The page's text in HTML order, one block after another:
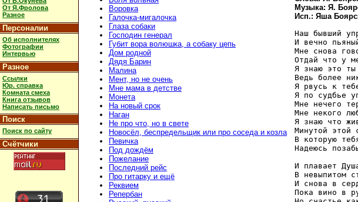
От Я.Фролова
Разное
Персоналии
Об исполнителях
Фотографии
Интервью
Разное
Ссылки
Юр. справка
Комната смеха
Книга отзывов
Написать письмо
Поиск
Поиск по сайту
Счётчики
Воровка
Галочка-мигалочка
Глаза собаки
Господин генерал
Губит вора волюшка, а собаку цепь
Дом родной
Дядя Барин
Малина
Мент, но не очень
Мне мама в детстве
Монета
На новый срок
Наган
Не про что, но в свете
Новосёл, беспредельщик или про соседа и козла
Певичка
Под дождём
Пожелание
Последний рейс
Про гитарку и ещё
Реквием
Репербан
Музыка: Я.
Исп.: Яша
Наш бывший
И вечно
Мне снова
Отдай что у
Я знаю это ты
Ведь более
Я рвусь к
Я по судбье
Мне нечего
Мне некого
Я знаю что
Минутой этой
В которую
Надеюсь
И плавает
В невыпитом
И снова в
Пока вино в